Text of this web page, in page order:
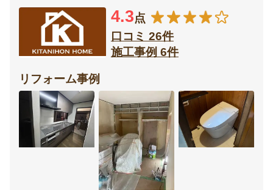
テラス・
サンルーム
ガレージ
門扉 オーニング
4.3点
口コミ 26件
施工事例 6件
リフォーム事例